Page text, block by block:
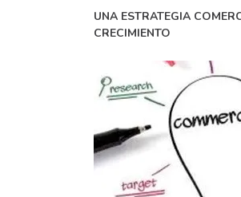
UNA ESTRATEGIA
CRECIMIENTO